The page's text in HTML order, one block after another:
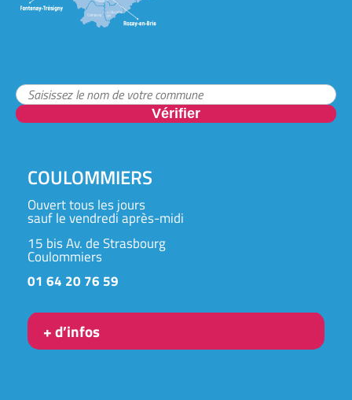
Vérifier
COULOMMIERS
Ouvert tous les jours
sauf le vendredi après-midi
15 bis Av. de Strasbourg
Coulommiers
01 64 20 76 59
+ d’infos